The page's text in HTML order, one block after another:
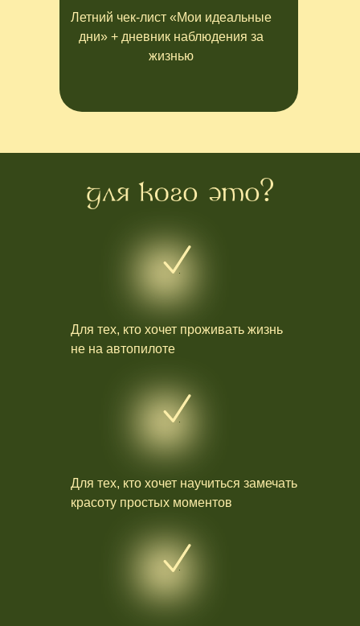
Летний чек-лист «Мои идеальные
дни» + дневник наблюдения за
жизнью
Для тех, кто хочет проживать жизнь
не на автопилоте
Для тех, кто хочет научиться замечать
красоту простых моментов